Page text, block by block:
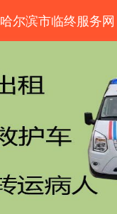
哈尔滨市临终服务网